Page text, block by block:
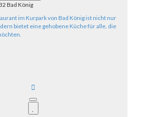
Bad König
im Kurpark von Bad König ist nicht nur
bietet eine gehobene Küche für alle, die